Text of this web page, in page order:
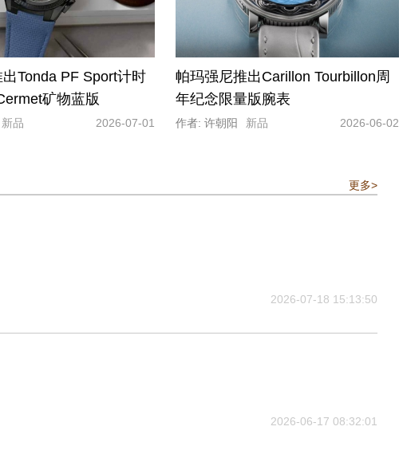
Tonda PF Sport计时
矿物蓝版
新品 2026-07-01
帕玛强尼推出Carillon Tourbillon周
年纪念限量版腕表
作者: 许朝阳 新品 2026-06-02
更多>
2026-07-18 15:13:50
2026-06-17 08:32:01